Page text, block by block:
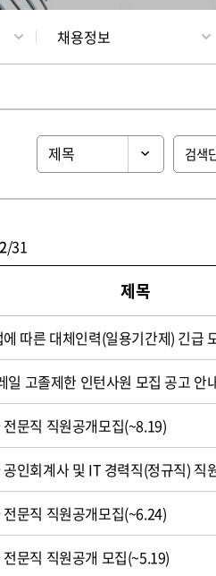
채용정보
/31
제목
따른 대체인력(일용기간제) 긴급
일 고졸제한 인턴사원 모집 공고 안
문직 직원공개모집(~8.19)
인회계사 및 IT 경력직(정규직) 직
문직 직원공개모집(~6.24)
문직 직원공개 모집(~5.19)